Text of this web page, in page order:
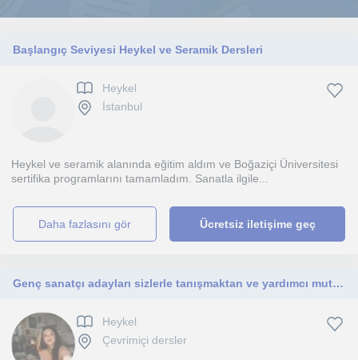
Başlangıç Seviyesi Heykel ve Seramik Dersleri
Heykel
İstanbul
Heykel ve seramik alanında eğitim aldım ve Boğaziçi Üniversitesi
sertifika programlarını tamamladım. Sanatla ilgile...
daha fazlasını gör Ücretsiz iletişime geç
Genç sanatçı adayları sizlerle tanışmaktan ve yardımcı mutluluk duyarım!
Heykel
Çevrimiçi dersler